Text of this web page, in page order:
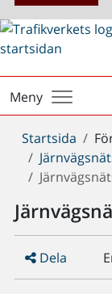
Meny
Du
är
här:
Startsida
Dela